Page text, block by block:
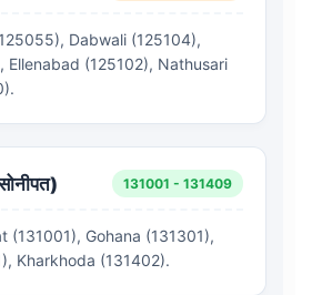
Dabwali (125104),
Ellenabad (125102), Nathusari
131001 - 131409
(131001), Gohana (131301),
Kharkhoda (131402).